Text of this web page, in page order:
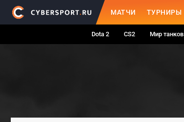
МАТЧИ ТУРНИРЫ
Dota 2 CS2 Мир танков